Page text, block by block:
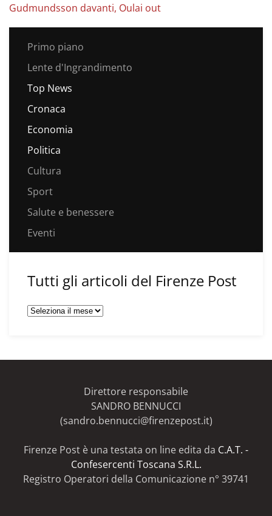
Gudmundsson davanti, Oulai out
Primo piano
Lente d'Ingrandimento
Top News
Cronaca
Economia
Politica
Cultura
Sport
Salute e benessere
Eventi
Tutti gli articoli del Firenze Post
Tutti
Direttore responsabile
SANDRO BENNUCCI
(sandro.bennucci@firenzepost.it)
Firenze Post è una testata on line edita da C.A.T. -
Confesercenti Toscana S.R.L.
Registro Operatori della Comunicazione n° 39741